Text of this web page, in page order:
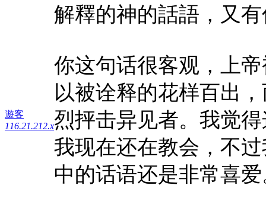
遊客
116.21.212.x
解釋的神的話語，又
你这句话很客观，上
以被诠释的花样百出
烈抨击异见者。我觉
我现在还在教会，不
中的话语还是非常喜